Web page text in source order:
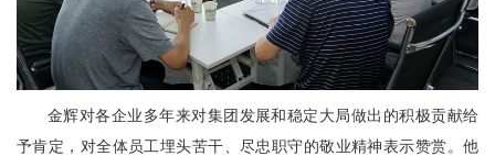
金辉对各企业多年来对集团发展和稳定大局做出的积极贡献给
予肯定，对全体员工埋头苦干、尽忠职守的敬业精神表示赞赏。他